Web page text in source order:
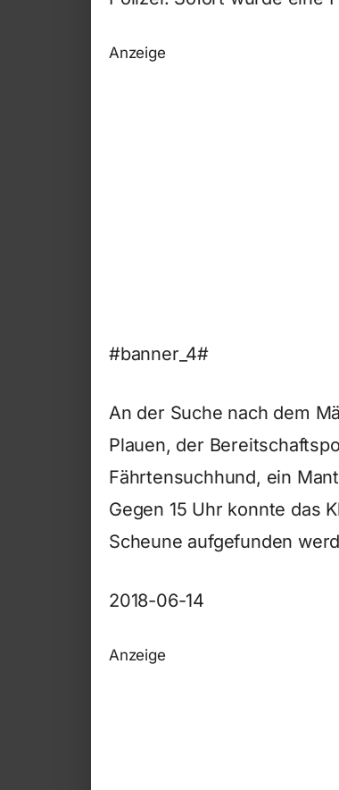
Anzeige
#banner_4#
An der Suche nach dem
Plauen, der
Fährtensuchhund, ein
Gegen 15 Uhr konnte das
Scheune aufgefunden
2018-06-14
Anzeige